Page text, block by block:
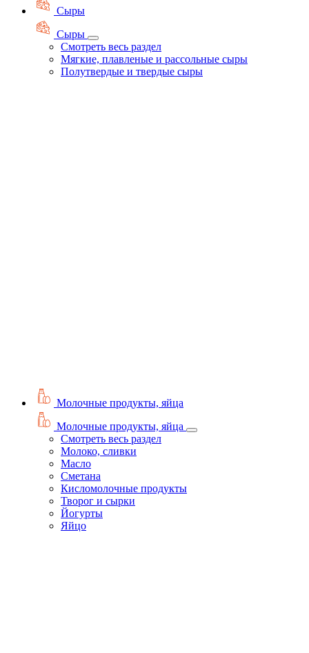
Сыры
Сыры
Смотреть весь раздел
Мягкие, плавленые и рассольные сыры
Полутвердые и твердые сыры
Молочные продукты, яйца
Молочные продукты, яйца
Смотреть весь раздел
Молоко, сливки
Масло
Сметана
Кисломолочные продукты
Творог и сырки
Йогурты
Яйцо